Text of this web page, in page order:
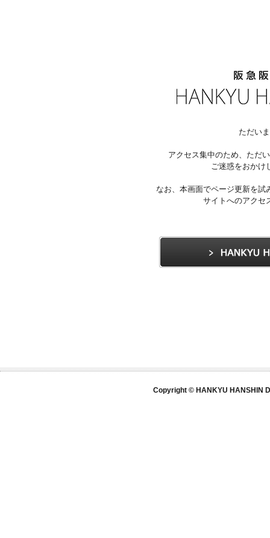
ただい
アクセス集中のため、ただ
ご迷惑をおかけ
なお、本画面でページ更新を
サイトへのアクセ
Copyright © HANKYU HANSHIN